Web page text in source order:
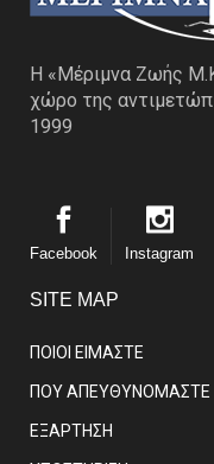
Η «Μέριμνα Ζωής
χώρο της
1999
Facebook Instagram
SITE MAP
ΠΟΙΟΙ ΕΙΜΑΣΤE
ΠΟΥ ΑΠΕΥΘΥΝΟΜΑΣΤΕ
ΕΞΑΡΤΗΣΗ